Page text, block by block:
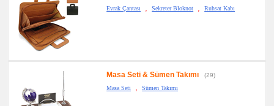
Evrak Çantası
, Sekreter Bloknot , Ruhsat Kabı
Masa Seti & Sümen Takımı
(29)
Masa Seti
, Sümen Takımı